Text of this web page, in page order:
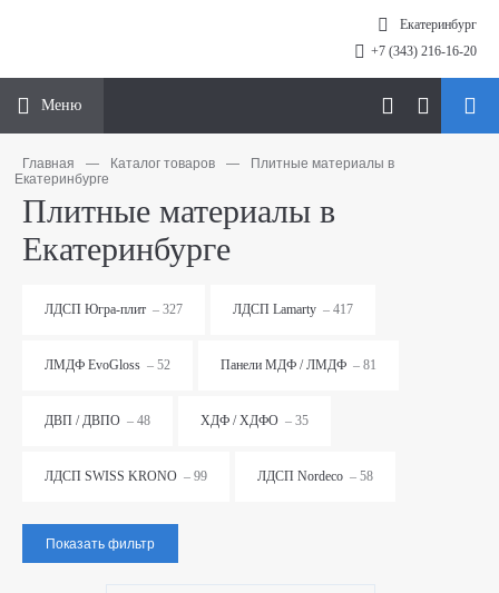
Екатеринбург
+7 (343) 216-16-20
Меню
Главная — Каталог товаров —
Плитные материалы в
Екатеринбурге
Плитные материалы в
Екатеринбурге
ЛДСП Югра-плит – 327 ЛДСП Lamarty – 417
ЛМДФ EvoGloss – 52 Панели МДФ / ЛМДФ – 81
ДВП / ДВПО – 48 ХДФ / ХДФО – 35
ЛДСП SWISS KRONO – 99 ЛДСП Nordeco – 58
Показать фильтр